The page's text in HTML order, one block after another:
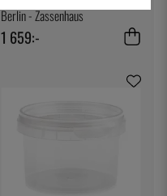
Berlin - Zassenhaus
1 659:-